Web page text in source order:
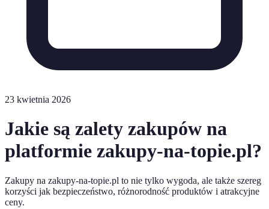
23 kwietnia 2026
Jakie są zalety zakupów na
platformie zakupy-na-topie.pl?
Zakupy na zakupy-na-topie.pl to nie tylko wygoda, ale także szereg
korzyści jak bezpieczeństwo, różnorodność produktów i atrakcyjne
ceny.